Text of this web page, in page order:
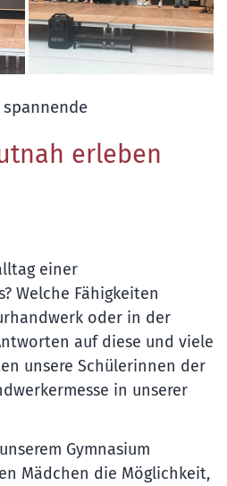
erleben
einer
Welche Fähigkeiten
oder in der
auf diese und viele
unsere Schülerinnen der
in unserer
Gymnasium
Mädchen die Möglichkeit,